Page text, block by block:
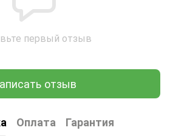
первый отзыв
отзыв
Оплата Гарантия